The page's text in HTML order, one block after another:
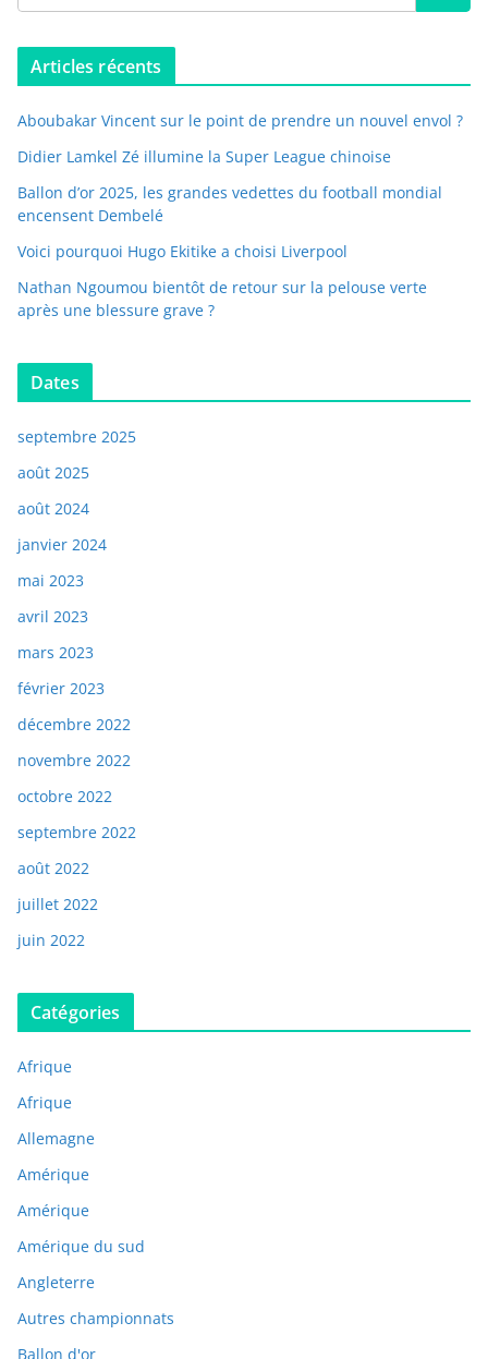
Articles récents
Aboubakar Vincent sur le point de prendre un nouvel envol ?
Didier Lamkel Zé illumine la Super League chinoise
Ballon d’or 2025, les grandes vedettes du football mondial
encensent Dembelé
Voici pourquoi Hugo Ekitike a choisi Liverpool
Nathan Ngoumou bientôt de retour sur la pelouse verte
après une blessure grave ?
Dates
septembre 2025
août 2025
août 2024
janvier 2024
mai 2023
avril 2023
mars 2023
février 2023
décembre 2022
novembre 2022
octobre 2022
septembre 2022
août 2022
juillet 2022
juin 2022
Catégories
Afrique
Afrique
Allemagne
Amérique
Amérique
Amérique du sud
Angleterre
Autres championnats
Ballon d'or